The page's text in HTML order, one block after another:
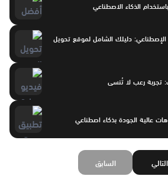
الذكاء الاصطناعي
الإصطناعي: دليلك الشامل لموقع تحويل
تجربة رعب لا تُنسى
السابق التالي